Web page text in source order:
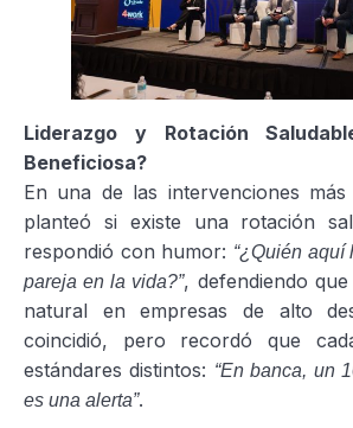
Liderazgo y Rotación
Beneficiosa?
En una de las intervenciones más
planteó si existe una rotación
respondió con humor: “¿Quién aquí
pareja en la vida?”, defendiendo
natural en empresas de alto
coincidió, pero recordó que
estándares distintos: “En banca, un
es una alerta”.